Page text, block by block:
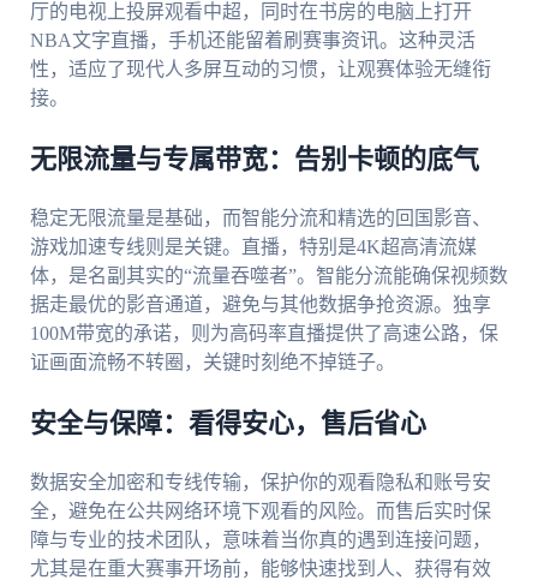
厅的电视上投屏观看中超，同时在书房的电脑上打开
NBA文字直播，手机还能留着刷赛事资讯。这种灵活
性，适应了现代人多屏互动的习惯，让观赛体验无缝衔
接。
无限流量与专属带宽：告别卡顿的底气
稳定无限流量是基础，而智能分流和精选的回国影音、
游戏加速专线则是关键。直播，特别是4K超高清流媒
体，是名副其实的“流量吞噬者”。智能分流能确保视频数
据走最优的影音通道，避免与其他数据争抢资源。独享
100M带宽的承诺，则为高码率直播提供了高速公路，保
证画面流畅不转圈，关键时刻绝不掉链子。
安全与保障：看得安心，售后省心
数据安全加密和专线传输，保护你的观看隐私和账号安
全，避免在公共网络环境下观看的风险。而售后实时保
障与专业的技术团队，意味着当你真的遇到连接问题，
尤其是在重大赛事开场前，能够快速找到人、获得有效